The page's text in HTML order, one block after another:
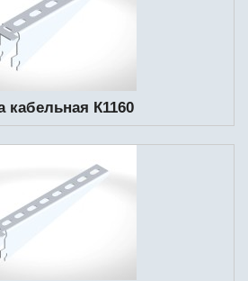
кабельная К1160